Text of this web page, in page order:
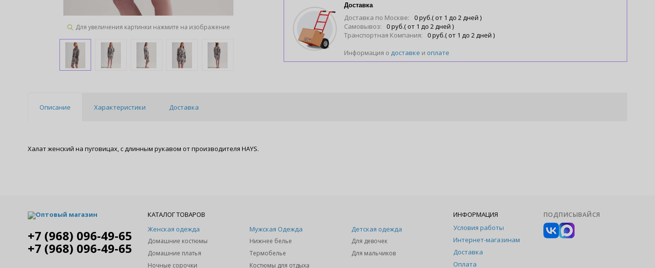
Для увеличения картинки нажмите на изображение
Доставка
Доставка по Москве:
0 руб.( от 1 до 2 дней )
Самовывоз:
0 руб.( от 1 до 2 дней )
Транспортная Компания:
0 руб.( от 1 до 2 дней )
Информация о доставке и оплате
Описание Характеристики Доставка
Халат женский на пуговицах, с длинным рукавом от производителя HAYS.
Оптовый магазин
+7 (968) 096-49-65
+7 (968) 096-49-65
КАТАЛОГ ТОВАРОВ
Женская одежда
Домашние костюмы
Домашние платья
Ночные сорочки
Мужская Одежда
Нижнее белье
Термобелье
Костюмы для отдыха
Детская одежда
Для девочек
Для мальчиков
ИНФОРМАЦИЯ
Условия работы
Интернет-магазинам
Доставка
Оплата
ПОДПИСЫВАЙСЯ